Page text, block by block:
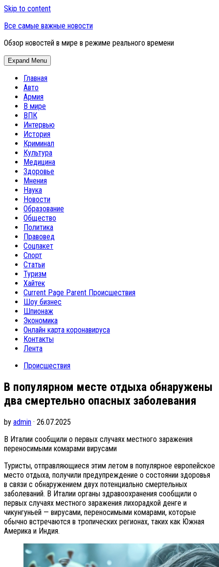
Skip to content
Все самые важные новости
Обзор новостей в мире в режиме реального времени
Expand Menu
Главная
Авто
Армия
В мире
ВПК
Интервью
История
Криминал
Культура
Медицина
Здоровье
Мнения
Наука
Новости
Образование
Общество
Политика
Правовед
Соцпакет
Спорт
Статьи
Туризм
Хайтек
Current Page Parent Происшествия
Шоу бизнес
Шпионаж
Экономика
Онлайн карта коронавируса
Контакты
Лента
Происшествия
В популярном месте отдыха обнаружены
два смертельно опасных заболевания
by admin · 26.07.2025
В Италии сообщили о первых случаях местного заражения
переносимыми комарами вирусами
Туристы, отправляющиеся этим летом в популярное европейское
место отдыха, получили предупреждение о состоянии здоровья
в связи с обнаружением двух потенциально смертельных
заболеваний. В Италии органы здравоохранения сообщили о
первых случаях местного заражения лихорадкой денге и
чикунгуньей — вирусами, переносимыми комарами, которые
обычно встречаются в тропических регионах, таких как Южная
Америка и Индия.